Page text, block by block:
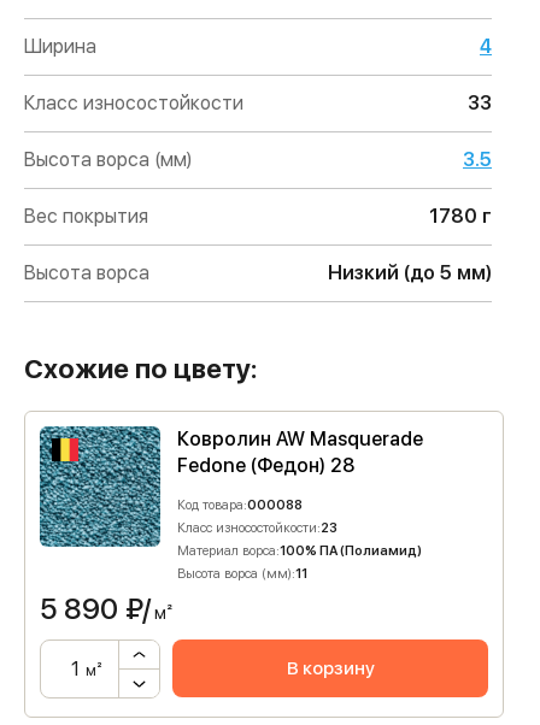
Ширина 4
Класс износостойкости 33
Высота ворса (мм) 3.5
Вес покрытия 1780 г
Высота ворса Низкий (до 5 мм)
Схожие по цвету:
Ковролин AW Masquerade
Fedone (Федон) 28
Код товара:000088
Класс износостойкости:23
Материал ворса:100% ПА (Полиамид)
Высота ворса (мм):11
5 890 ₽/м²
м² В корзину